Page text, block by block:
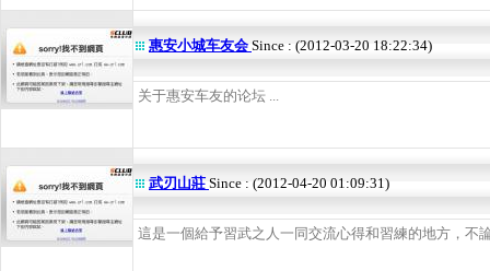
惠安小城车友会 Since : (2012-03-20 18:22:34)
关于惠安车友的论坛 ...
武刃山莊 Since : (2012-04-20 01:09:31)
這是一個給予習武之人一同交流心得和習練的地方，不